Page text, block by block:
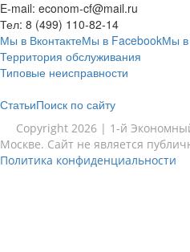
E-mail: econom-cf@mail.ru
Тел: 8 (499) 110-82-14
Мы в ВконтактеМы в FacebookМы в
Территория обслуживания
Типовые неисправности
СтатьиПоиск по сайту
Copyright 2026 | 1-й
Москве. Сайт не является
Политика конфиденциальности